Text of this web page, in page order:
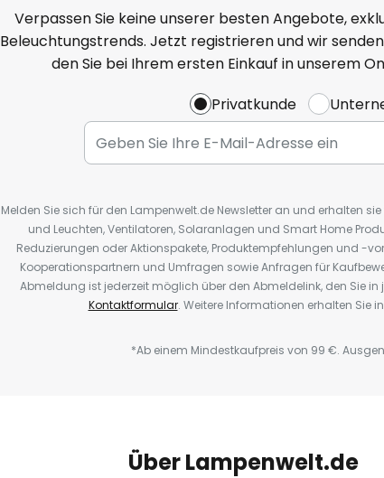
Verpassen Sie keine unserer besten Angebote,
Beleuchtungstrends. Jetzt registrieren und wir
den Sie bei Ihrem ersten Einkauf in unserem
Privatkunde
Melden Sie sich für den Lampenwelt.de Newsletter an und erhalten
und Leuchten, Ventilatoren, Solaranlagen und Smart Home
Reduzierungen oder Aktionspakete, Produktempfehlungen und -
Kooperationspartnern und Umfragen sowie Anfragen für
Abmeldung ist jederzeit möglich über den Abmeldelink, den Sie in
Kontaktformular. Weitere Informationen erhalten Sie
*Ab einem Mindestkaufpreis von 99 €.
Über Lampenwelt.de